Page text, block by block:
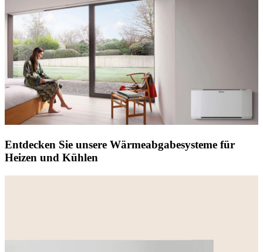
Entdecken Sie unsere Wärmeabgabesysteme für
Heizen und Kühlen